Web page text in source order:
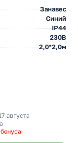
Занавес
Синий
IP44
230В
2,0*2,0м
августа